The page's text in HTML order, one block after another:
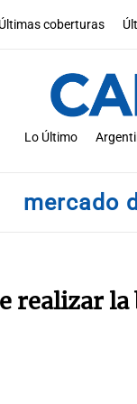
Últimas coberturas
Lo Último
mercado
realizar la